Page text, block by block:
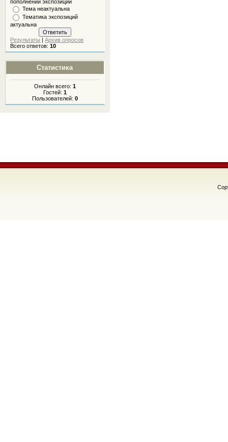
пополнении экспозиции
Тема неактуальна
Тематика экспозиций
актуальна
Результаты |Архив опросов
Всего ответов:10
Статистика
Онлайн всего: 1
Гостей: 1
Пользователей: 0